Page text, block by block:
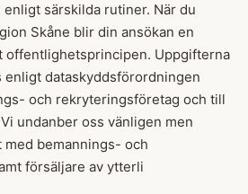
särskilda rutiner. När du
Skåne blir din ansökan en
offentlighetsprincipen. Uppgifterna
enligt dataskyddsförordningen
och rekryteringsföretag och till
undanber oss vänligen men
bemannings- och
försäljare av ytterli